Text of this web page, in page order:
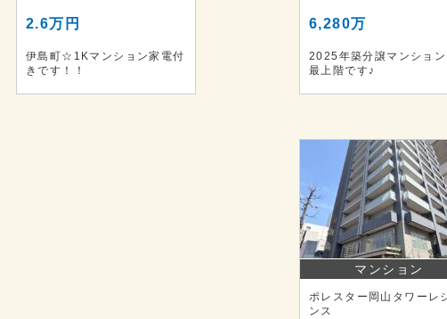
2.6万円
伊島町☆1Kマンション家電付
きです！！
6,280万
2025年築分譲マンショ
最上階です♪
マンション
ポレスター岡山タワーレ
ンス